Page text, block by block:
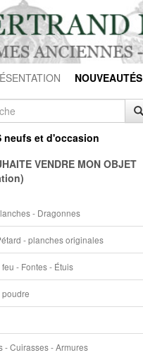
NOUVEAUTÉS
neufs et d'occasion
VENDRE MON OBJET
- Dragonnes
- planches originales
- Fontes - Étuis
poudre
- Cuirasses - Armures